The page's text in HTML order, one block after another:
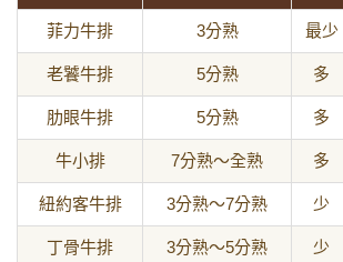
菲力牛排 3分熟 最少
老饕牛排 5分熟 多
肋眼牛排 5分熟 多
牛小排 7分熟～全熟 多
紐約客牛排 3分熟～7分熟 少
丁骨牛排 3分熟～5分熟 少